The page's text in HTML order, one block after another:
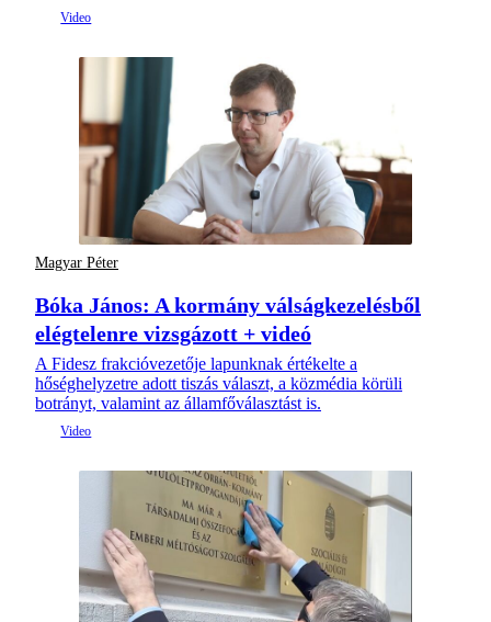
Magyar Péter
Bóka János: A kormány válságkezelésből
elégtelenre vizsgázott + videó
A Fidesz frakcióvezetője lapunknak értékelte a
hőséghelyzetre adott tiszás választ, a közmédia körüli
botrányt, valamint az államfőválasztást is.